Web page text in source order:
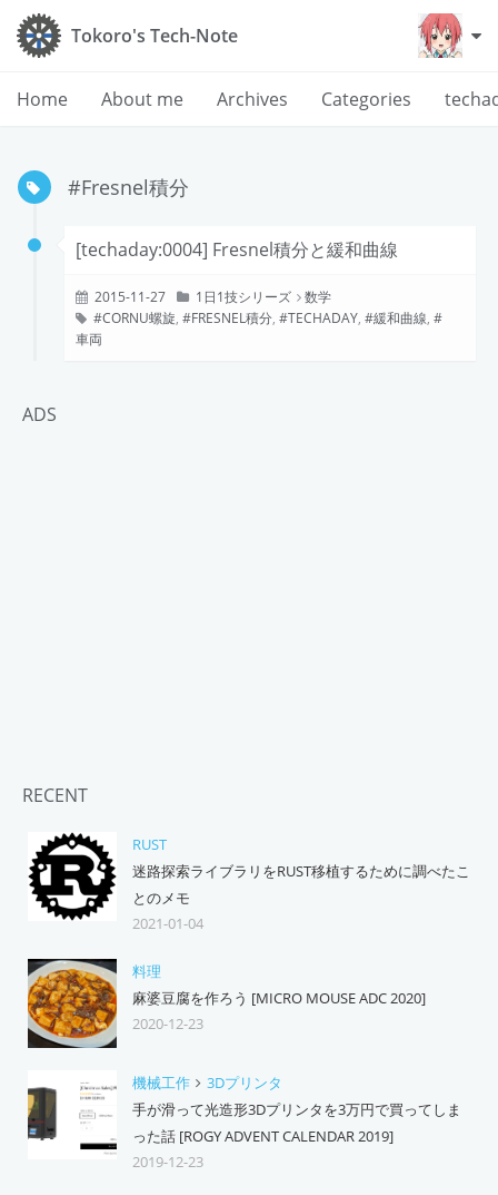
Tokoro's Tech-Note
Home About me Archives Categories
#Fresnel積分
[techaday:0004] Fresnel積分と緩和曲線
2015-11-27 1日1技シリーズ
数学
CORNU螺旋, FRESNEL積分, TECHADAY, 緩和曲線,
車両
ADS
RECENT
RUST
迷路探索ライブラリをRUST移植するために調べたこ
とのメモ
2021-01-04
料理
麻婆豆腐を作ろう [MICRO MOUSE ADC 2020]
2020-12-23
機械工作
3Dプリンタ
手が滑って光造形3Dプリンタを3万円で買ってしま
った話 [ROGY ADVENT CALENDAR 2019]
2019-12-23